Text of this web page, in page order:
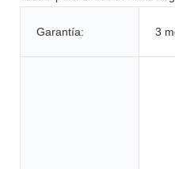
Garantía: 3